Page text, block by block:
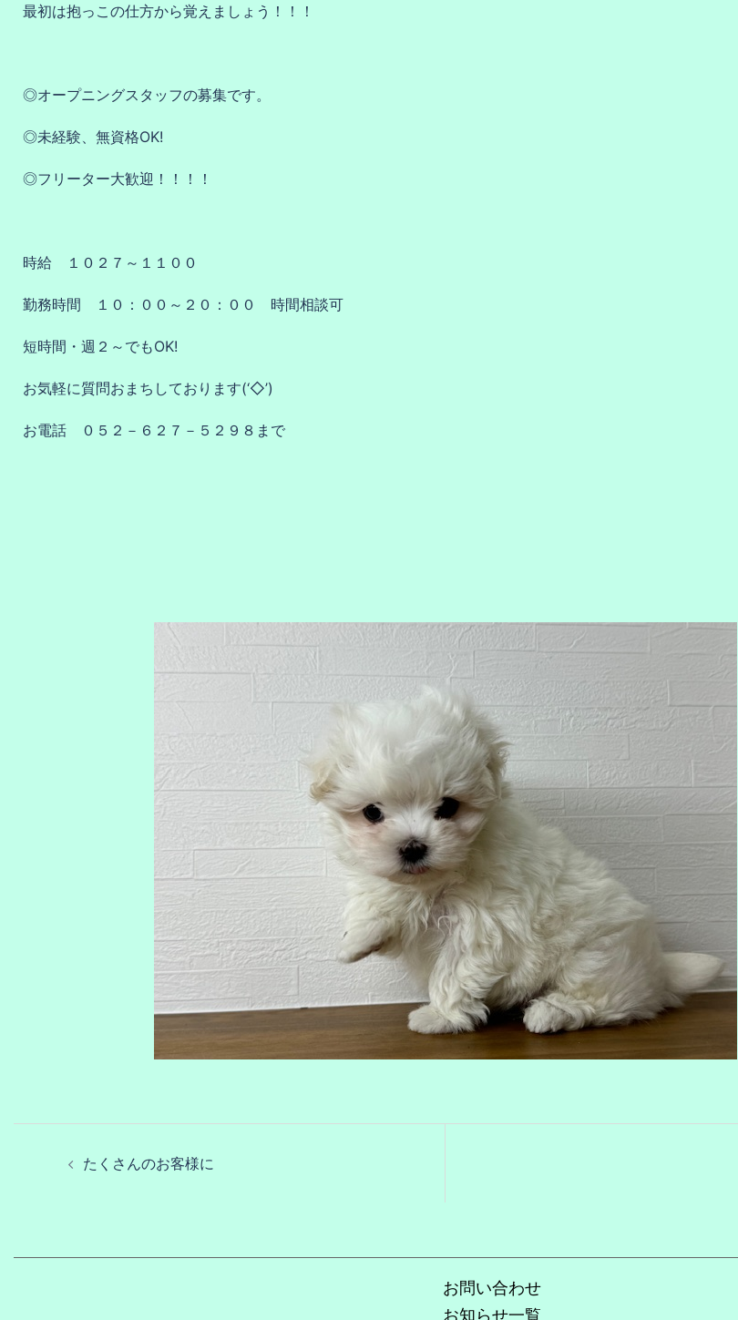
最初は抱っこの仕方から覚えましょう！！！
◎オープニングスタッフの募集です。
◎未経験、無資格OK!
◎フリーター大歓迎！！！！
時給 １０２７～１１００
勤務時間 １０：００～２０：００ 時間相談可
短時間・週２～でもOK!
お気軽に質問おまちしております(‘◇’)ゞ
お電話 ０５２－６２７－５２９８まで
たくさんのお客様に
お問い合わせ
お知らせ一覧